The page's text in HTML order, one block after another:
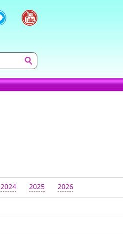
2024 2025 2026